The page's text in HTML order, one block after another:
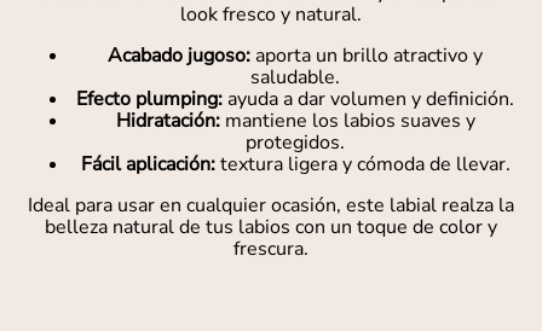
look fresco y natural.
Acabado jugoso: aporta un brillo atractivo y
saludable.
Efecto plumping: ayuda a dar volumen y definición.
Hidratación:mantiene los labios suaves y
protegidos.
Fácil aplicación:textura ligera y cómoda de llevar.
Ideal para usar en cualquier ocasión, este labial realza la
belleza natural de tus labios con un toque de color y
frescura.